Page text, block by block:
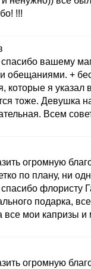
!!!
вашему
обещаниями. +
которые я
тоже. Девушка
Всем
огромную
по плану, ни
флористу
подарка,
все мои капризы
огромную